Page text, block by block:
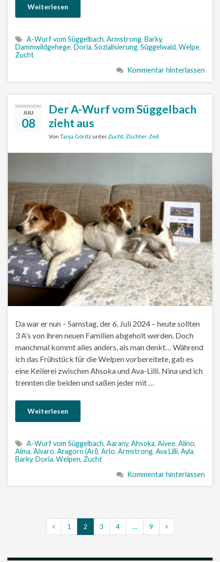
Weiterlesen
A-Wurf vom Süggelbach, Armstrong, Barky,
Dammwildgehege, Doria, Sozialisierung, Süggelwald, Welpe,
Zucht
Kommentar hinterlassen
JULI
08
Der A-Wurf vom Süggelbach
zieht aus
Von Tanja Göritz unterZucht Züchter-Zeit
Da war er nun – Samstag, der 6. Juli 2024 – heute sollten
3 A’s von ihren neuen Familien abgeholt werden. Doch
manchmal kommt alles anders, als man denkt… Während
ich das Frühstück für die Welpen vorbereitete, gab es
eine Keilerei zwischen Ahsoka und Ava-Lilli. Nina und ich
trennten die beiden und saßen jeder mit …
Weiterlesen
A-Wurf vom Süggelbach, Aarany, Ahsoka, Aivee, Alino,
Alma, Alvaro, Aragorn (Ari), Arlo, Armstrong, Ava Lilli, Ayla,
Barky, Doria, Welpen, Zucht
Kommentar hinterlassen
1 2 3 4 … 9